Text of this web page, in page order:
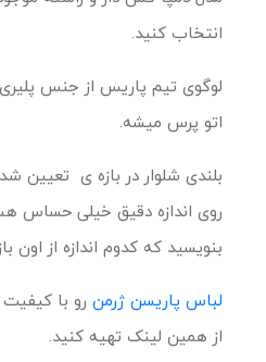
انتخاب کنید.
لوگوی تیم پاریس از جنس
اتو پرس میشه.
بلندی شلوار در بازه ی تعیین
روی اندازه دقیق خیلی حساس
بنویسید که کدوم اندازه از
لباس پاریسن ژرمن رو با
از همین لینک تهیه کنید.